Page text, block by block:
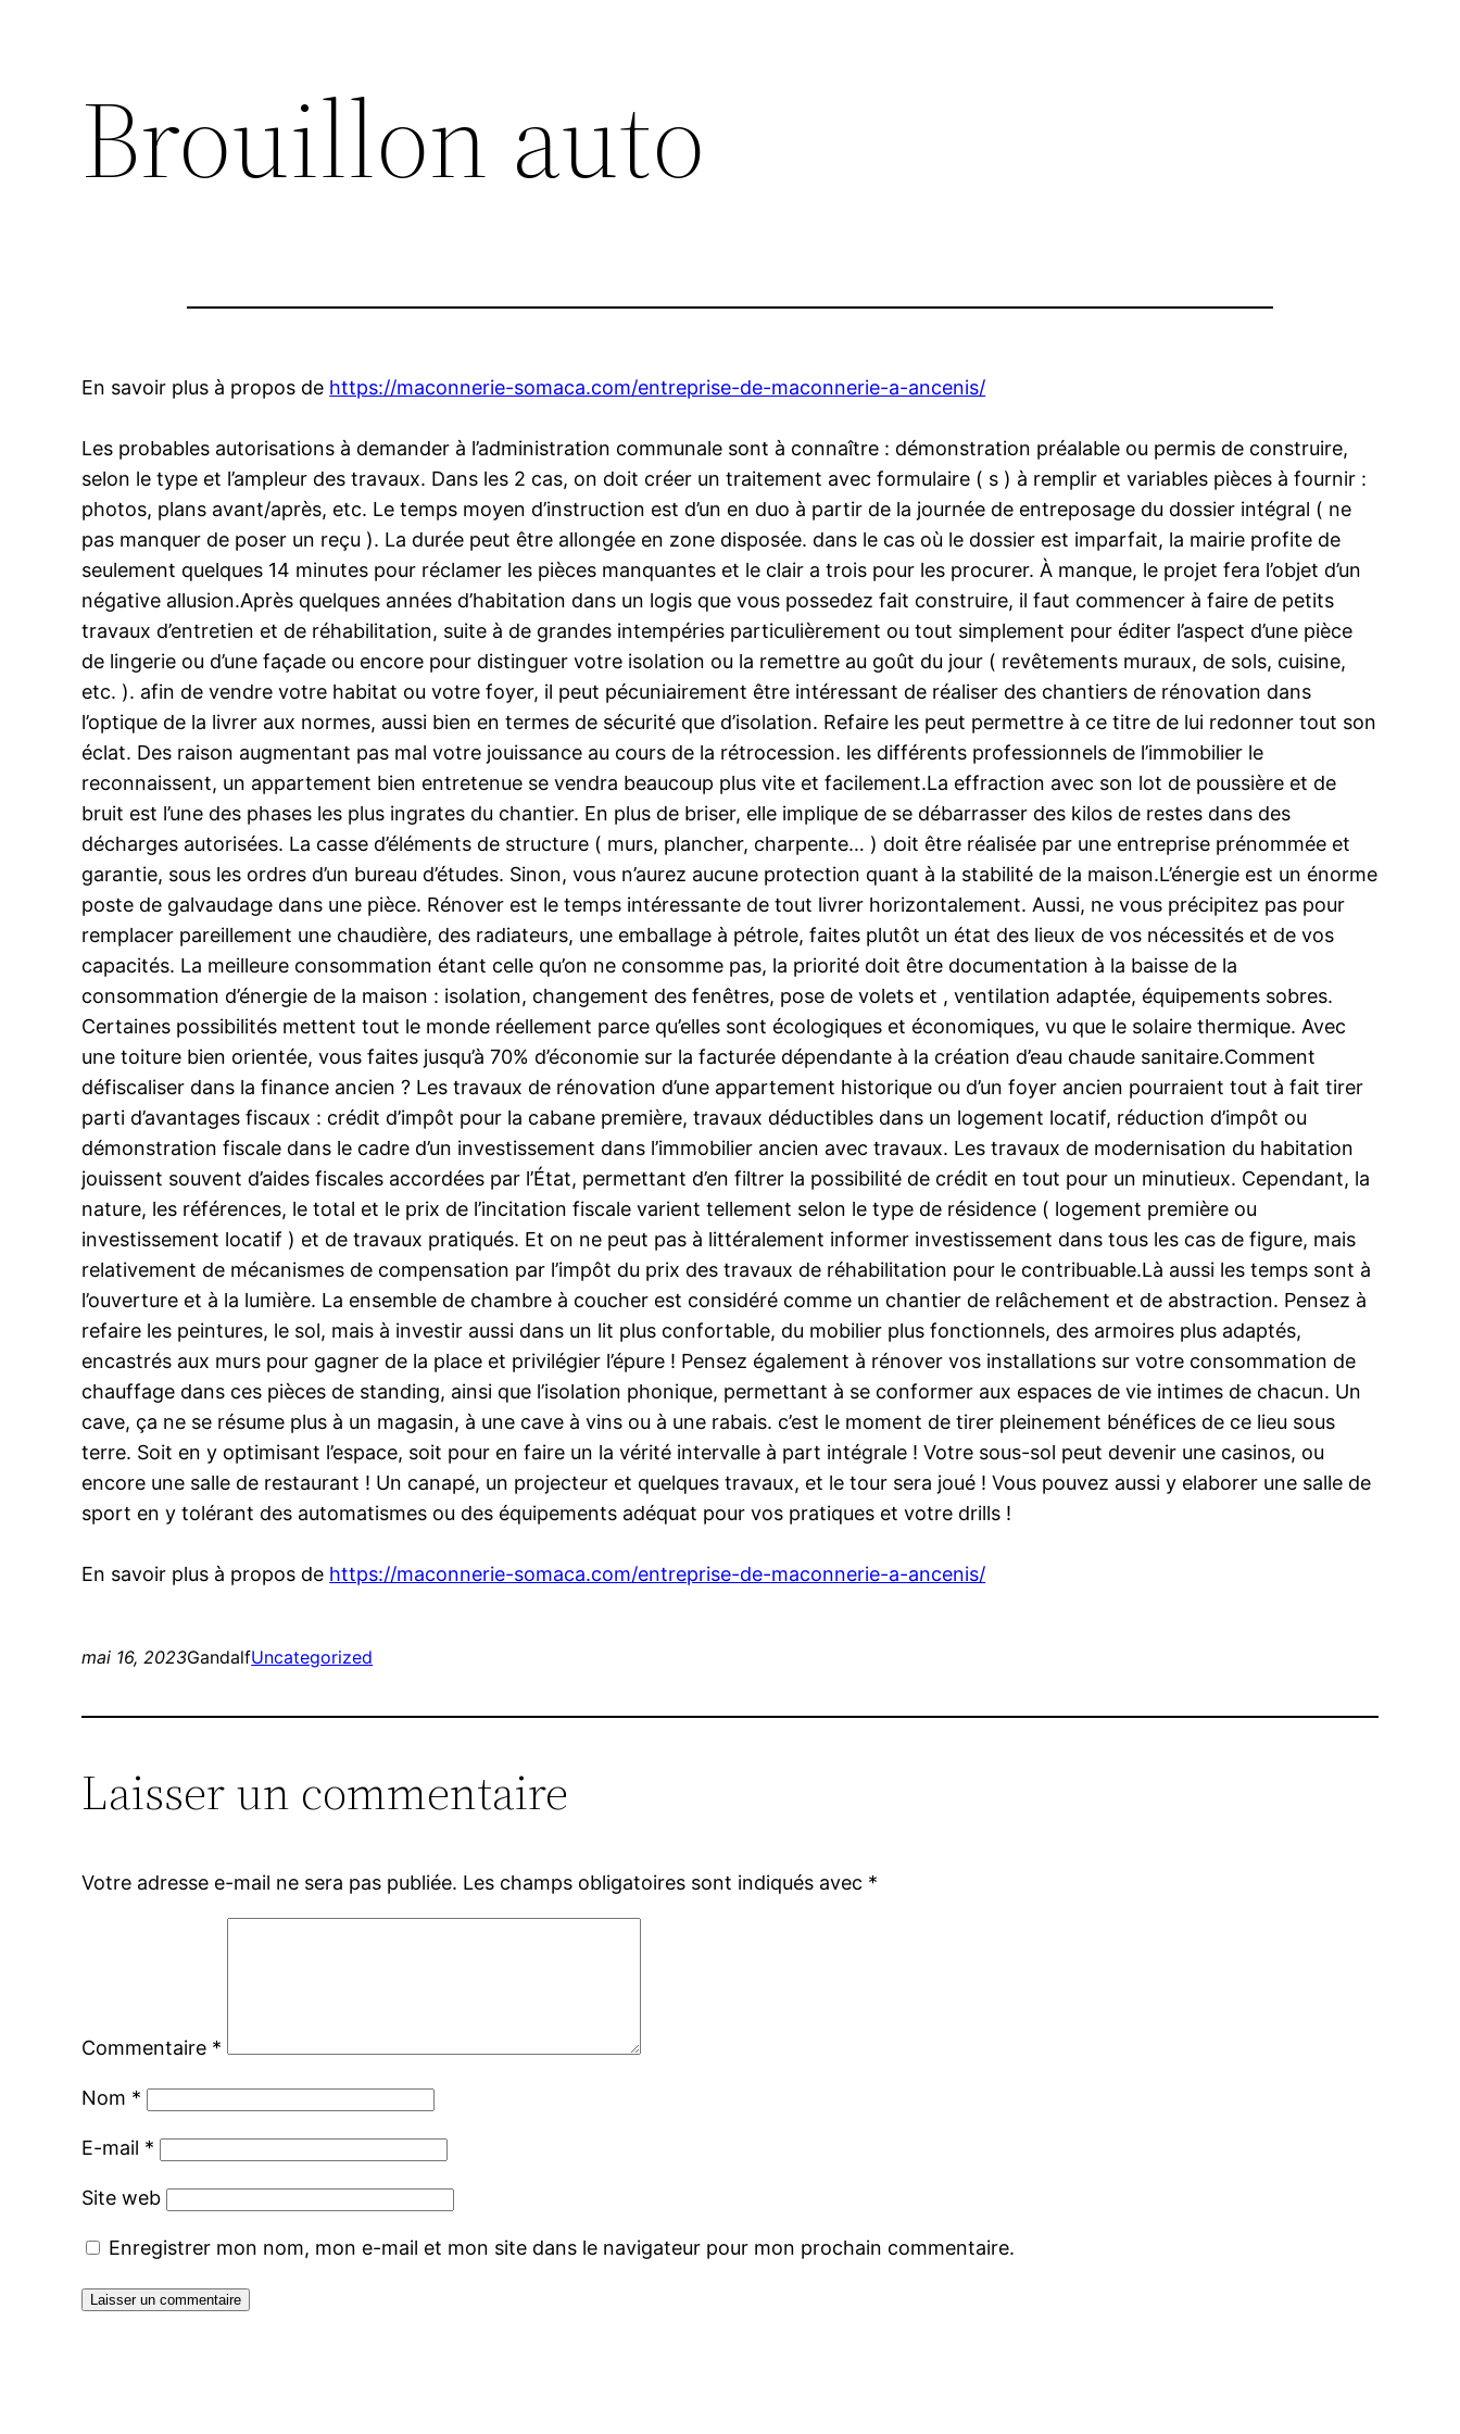
Brouillon auto
En savoir plus à propos de https://maconnerie-somaca.com/entreprise-de-maconnerie-a-ancenis/
Les probables autorisations à demander à l’administration communale sont à connaître : démonstration préalable ou permis de construire,
selon le type et l’ampleur des travaux. Dans les 2 cas, on doit créer un traitement avec formulaire ( s ) à remplir et variables pièces à fournir :
photos, plans avant/après, etc. Le temps moyen d’instruction est d’un en duo à partir de la journée de entreposage du dossier intégral ( ne
pas manquer de poser un reçu ). La durée peut être allongée en zone disposée. dans le cas où le dossier est imparfait, la mairie profite de
seulement quelques 14 minutes pour réclamer les pièces manquantes et le clair a trois pour les procurer. À manque, le projet fera l’objet d’un
négative allusion.Après quelques années d’habitation dans un logis que vous possedez fait construire, il faut commencer à faire de petits
travaux d’entretien et de réhabilitation, suite à de grandes intempéries particulièrement ou tout simplement pour éditer l’aspect d’une pièce
de lingerie ou d’une façade ou encore pour distinguer votre isolation ou la remettre au goût du jour ( revêtements muraux, de sols, cuisine,
etc. ). afin de vendre votre habitat ou votre foyer, il peut pécuniairement être intéressant de réaliser des chantiers de rénovation dans
l’optique de la livrer aux normes, aussi bien en termes de sécurité que d’isolation. Refaire les peut permettre à ce titre de lui redonner tout son
éclat. Des raison augmentant pas mal votre jouissance au cours de la rétrocession. les différents professionnels de l’immobilier le
reconnaissent, un appartement bien entretenue se vendra beaucoup plus vite et facilement.La effraction avec son lot de poussière et de
bruit est l’une des phases les plus ingrates du chantier. En plus de briser, elle implique de se débarrasser des kilos de restes dans des
décharges autorisées. La casse d’éléments de structure ( murs, plancher, charpente… ) doit être réalisée par une entreprise prénommée et
garantie, sous les ordres d’un bureau d’études. Sinon, vous n’aurez aucune protection quant à la stabilité de la maison.L’énergie est un énorme
poste de galvaudage dans une pièce. Rénover est le temps intéressante de tout livrer horizontalement. Aussi, ne vous précipitez pas pour
remplacer pareillement une chaudière, des radiateurs, une emballage à pétrole, faites plutôt un état des lieux de vos nécessités et de vos
capacités. La meilleure consommation étant celle qu’on ne consomme pas, la priorité doit être documentation à la baisse de la
consommation d’énergie de la maison : isolation, changement des fenêtres, pose de volets et , ventilation adaptée, équipements sobres.
Certaines possibilités mettent tout le monde réellement parce qu’elles sont écologiques et économiques, vu que le solaire thermique. Avec
une toiture bien orientée, vous faites jusqu’à 70% d’économie sur la facturée dépendante à la création d’eau chaude sanitaire.Comment
défiscaliser dans la finance ancien ? Les travaux de rénovation d’une appartement historique ou d’un foyer ancien pourraient tout à fait tirer
parti d’avantages fiscaux : crédit d’impôt pour la cabane première, travaux déductibles dans un logement locatif, réduction d’impôt ou
démonstration fiscale dans le cadre d’un investissement dans l’immobilier ancien avec travaux. Les travaux de modernisation du habitation
jouissent souvent d’aides fiscales accordées par l’État, permettant d’en filtrer la possibilité de crédit en tout pour un minutieux. Cependant, la
nature, les références, le total et le prix de l’incitation fiscale varient tellement selon le type de résidence ( logement première ou
investissement locatif ) et de travaux pratiqués. Et on ne peut pas à littéralement informer investissement dans tous les cas de figure, mais
relativement de mécanismes de compensation par l’impôt du prix des travaux de réhabilitation pour le contribuable.Là aussi les temps sont à
l’ouverture et à la lumière. La ensemble de chambre à coucher est considéré comme un chantier de relâchement et de abstraction. Pensez à
refaire les peintures, le sol, mais à investir aussi dans un lit plus confortable, du mobilier plus fonctionnels, des armoires plus adaptés,
encastrés aux murs pour gagner de la place et privilégier l’épure ! Pensez également à rénover vos installations sur votre consommation de
chauffage dans ces pièces de standing, ainsi que l’isolation phonique, permettant à se conformer aux espaces de vie intimes de chacun. Un
cave, ça ne se résume plus à un magasin, à une cave à vins ou à une rabais. c’est le moment de tirer pleinement bénéfices de ce lieu sous
terre. Soit en y optimisant l’espace, soit pour en faire un la vérité intervalle à part intégrale ! Votre sous-sol peut devenir une casinos, ou
encore une salle de restaurant ! Un canapé, un projecteur et quelques travaux, et le tour sera joué ! Vous pouvez aussi y elaborer une salle de
sport en y tolérant des automatismes ou des équipements adéquat pour vos pratiques et votre drills !
En savoir plus à propos de https://maconnerie-somaca.com/entreprise-de-maconnerie-a-ancenis/
mai 16, 2023GandalfUncategorized
Laisser un commentaire
Votre adresse e-mail ne sera pas publiée. Les champs obligatoires sont indiqués avec *
Commentaire *
Nom *
E-mail *
Site web
Enregistrer mon nom, mon e-mail et mon site dans le navigateur pour mon prochain commentaire.